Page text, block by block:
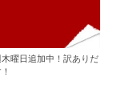
曜日追加中！訳ありだ